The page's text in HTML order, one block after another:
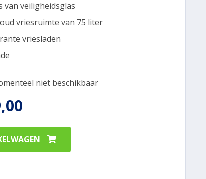
niet beschikbaar
van veiligheidsglas
vriesruimte van 75 liter
vriesladen